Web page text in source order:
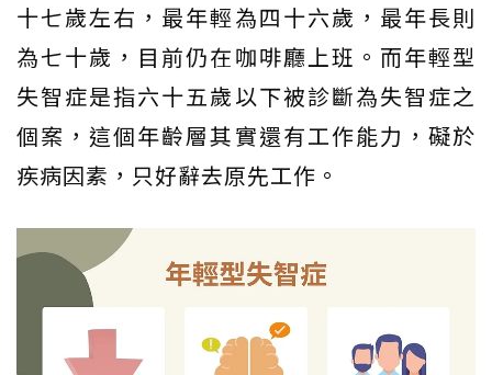
十七歲左右，最年輕為四十六歲，最年長則
為七十歲，目前仍在咖啡廳上班。而年輕型
失智症是指六十五歲以下被診斷為失智症之
個案，這個年齡層其實還有工作能力，礙於
疾病因素，只好辭去原先工作。